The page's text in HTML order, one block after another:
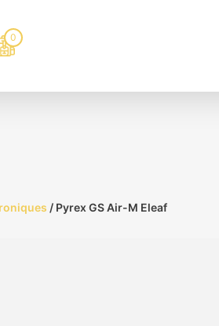
0
/ Pyrex GS Air-M Eleaf